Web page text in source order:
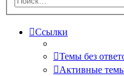
Ссылки
Темы без
Активные